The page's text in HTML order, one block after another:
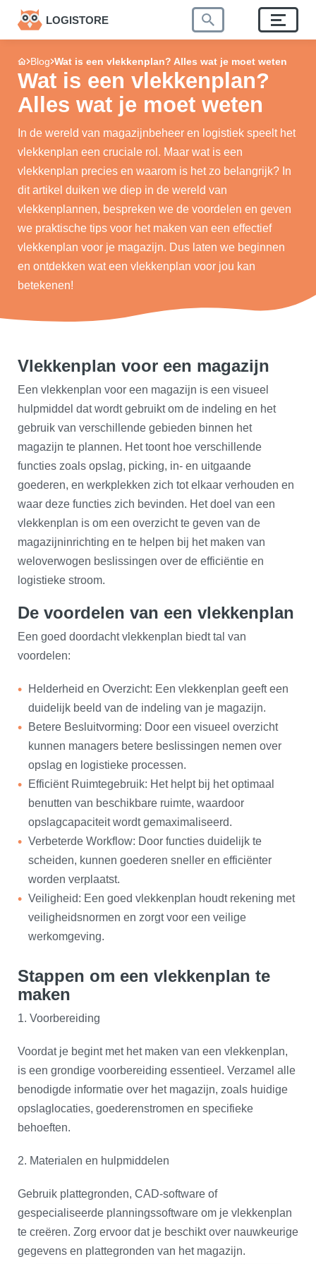
LOGISTORE
Blog Wat is een vlekkenplan? Alles wat je moet weten
Wat is een vlekkenplan?
Alles wat je moet weten
In de wereld van magazijnbeheer en logistiek speelt het
vlekkenplan een cruciale rol. Maar wat is een
vlekkenplan precies en waarom is het zo belangrijk? In
dit artikel duiken we diep in de wereld van
vlekkenplannen, bespreken we de voordelen en geven
we praktische tips voor het maken van een effectief
vlekkenplan voor je magazijn. Dus laten we beginnen
en ontdekken wat een vlekkenplan voor jou kan
betekenen!
Vlekkenplan voor een magazijn
Een vlekkenplan voor een magazijn is een visueel
hulpmiddel dat wordt gebruikt om de indeling en het
gebruik van verschillende gebieden binnen het
magazijn te plannen. Het toont hoe verschillende
functies zoals opslag, picking, in- en uitgaande
goederen, en werkplekken zich tot elkaar verhouden en
waar deze functies zich bevinden. Het doel van een
vlekkenplan is om een overzicht te geven van de
magazijninrichting en te helpen bij het maken van
weloverwogen beslissingen over de efficiëntie en
logistieke stroom.
De voordelen van een vlekkenplan
Een goed doordacht vlekkenplan biedt tal van
voordelen:
Helderheid en Overzicht: Een vlekkenplan geeft een
duidelijk beeld van de indeling van je magazijn.
Betere Besluitvorming: Door een visueel overzicht
kunnen managers betere beslissingen nemen over
opslag en logistieke processen.
Efficiënt Ruimtegebruik: Het helpt bij het optimaal
benutten van beschikbare ruimte, waardoor
opslagcapaciteit wordt gemaximaliseerd.
Verbeterde Workflow: Door functies duidelijk te
scheiden, kunnen goederen sneller en efficiënter
worden verplaatst.
Veiligheid: Een goed vlekkenplan houdt rekening met
veiligheidsnormen en zorgt voor een veilige
werkomgeving.
Stappen om een vlekkenplan te
maken
1. Voorbereiding
Voordat je begint met het maken van een vlekkenplan,
is een grondige voorbereiding essentieel. Verzamel alle
benodigde informatie over het magazijn, zoals huidige
opslaglocaties, goederenstromen en specifieke
behoeften.
2. Materialen en hulpmiddelen
Gebruik plattegronden, CAD-software of
gespecialiseerde planningssoftware om je vlekkenplan
te creëren. Zorg ervoor dat je beschikt over nauwkeurige
gegevens en plattegronden van het magazijn.